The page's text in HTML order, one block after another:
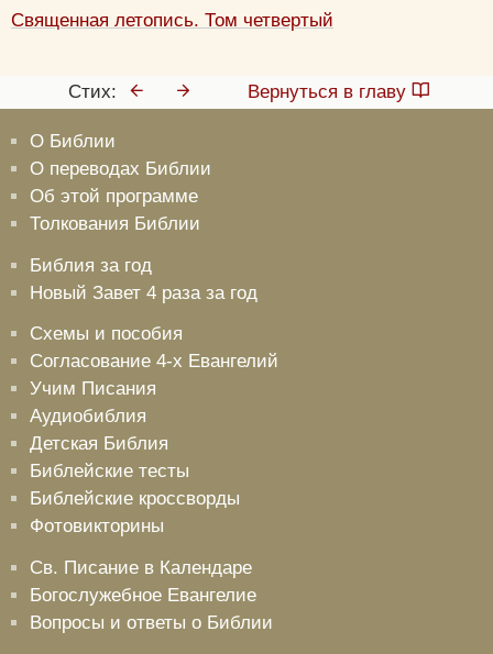
Священная летопись. Том четвертый
Стих: Вернуться в главу
О Библии
О переводах Библии
Об этой программе
Толкования Библии
Библия за год
Новый Завет 4 раза за год
Схемы и пособия
Согласование 4-х Евангелий
Учим Писания
Аудиобиблия
Детская Библия
Библейские тесты
Библейские кроссворды
Фотовикторины
Св. Писание в Календаре
Богослужебное Евангелие
Вопросы и ответы о Библии